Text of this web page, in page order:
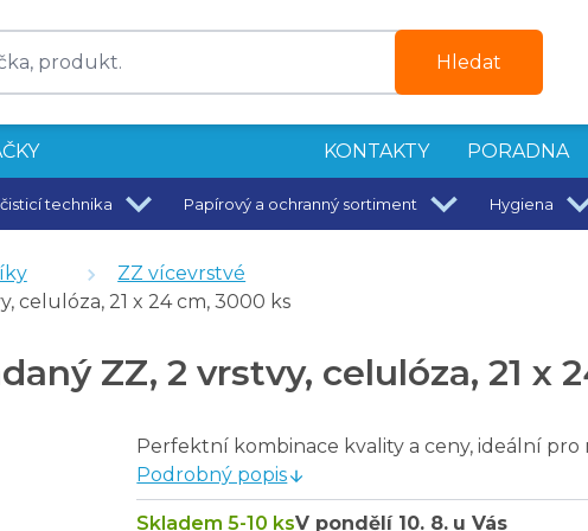
Hledat
KONTAKTY PORADNA
technika Papírový a ochranný sortiment Hygiena
mm mat
bílé, 2 vrstvy
celulóza - 3000 ks
- 3000 ks
2 vr., bílá, 3000 ks
vr, celulóza, 3000 ks
recykl 75% bělost, 3000 ks
ZZ vícevrstvé
celulóza, 21 x 24 cm, 3000 ks
ZZ, 2 vrstvy, celulóza, 21 x
Perfektní kombinace kvality a ceny, ideální
Podrobný popis
Skladem 5-10 ksV pondělí 10. 8. u Vás